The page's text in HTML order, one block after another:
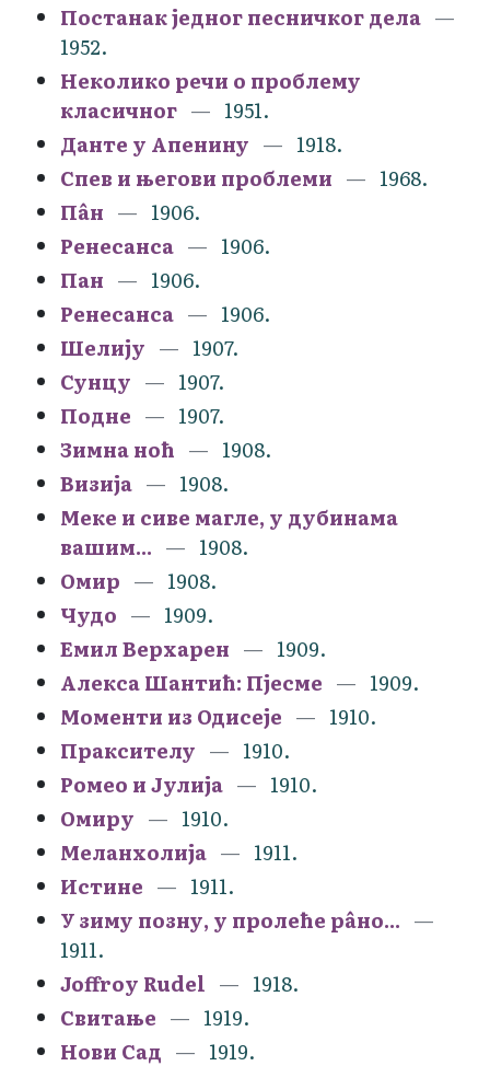
Постанак једног песничког дела
1952.
Неколико речи о проблему
класичног
1951.
Данте у Апенину
1918.
Спев и његови проблеми
1968.
Пâн
1906.
Ренесанса
1906.
Пан
1906.
Ренесанса
1906.
Шелију
1907.
Сунцу
1907.
Подне
1907.
Зимна ноћ
1908.
Визија
1908.
Меке и сиве магле, у дубинама
вашим...
1908.
Омир
1908.
Чудо
1909.
Емил Верхарен
1909.
Алекса Шантић: Пјесме
1909.
Моменти из Одисеје
1910.
Праксителу
1910.
Ромео и Јулија
1910.
Омиру
1910.
Меланхолија
1911.
Истине
1911.
У зиму позну, у пролеће рâно...
1911.
Joffroy Rudel
1918.
Свитање
1919.
Нови Сад
1919.